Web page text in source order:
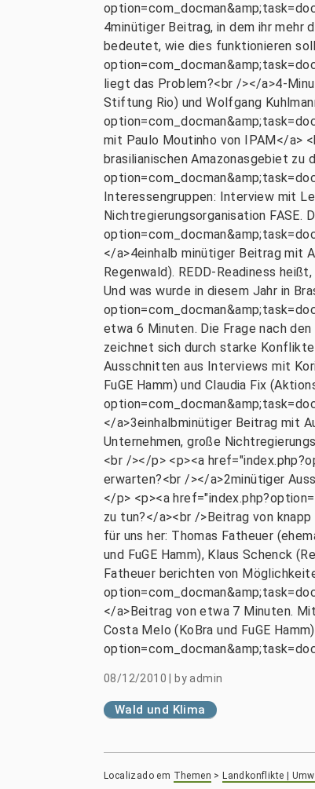
4minütiger Beitrag, in dem ihr mehr
bedeutet, wie dies funktionieren
liegt das Problem?<br /></a>4-
Stiftung Rio) und Wolfgang
mit Paulo Moutinho von IPAM</a>
brasilianischen Amazonasgebiet zu
Interessengruppen: Interview mit
Nichtregierungsorganisation FASE.
</a>4einhalb minütiger Beitrag mit
Regenwald). REDD-Readiness
Und was wurde in diesem Jahr in
etwa 6 Minuten. Die Frage nach
zeichnet sich durch starke
Ausschnitten aus Interviews mit
FuGE Hamm) und Claudia Fix
</a>3einhalbminütiger Beitrag mit
Unternehmen, große
<br /></p> <p><a
erwarten?<br /></a>2minütiger
</p> <p><a
zu tun?</a><br />Beitrag von
für uns her: Thomas Fatheuer
und FuGE Hamm), Klaus Schenck
Fatheuer berichten von
</a>Beitrag von etwa 7 Minuten.
Costa Melo (KoBra und FuGE
08/12/2010 byadmin
Wald und Klima
Localizado em Themen > Landkonflikte |